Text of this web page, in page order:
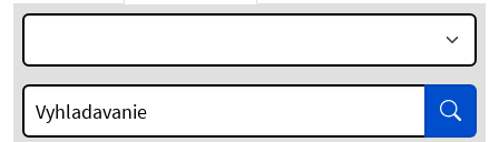
Rok:
Vyhladavanie